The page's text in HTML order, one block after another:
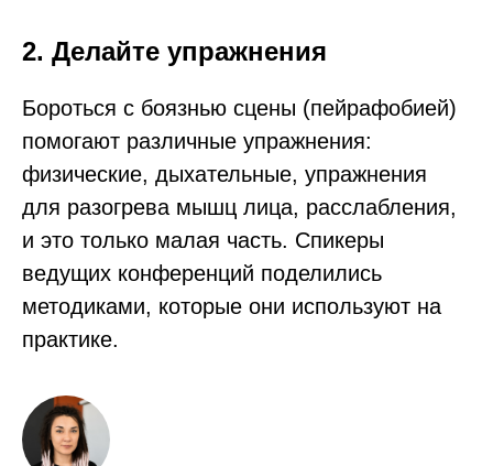
2. Делайте упражнения
Бороться с боязнью сцены (пейрафобией)
помогают различные упражнения:
физические, дыхательные, упражнения
для разогрева мышц лица, расслабления,
и это только малая часть. Спикеры
ведущих конференций поделились
методиками, которые они используют на
практике.